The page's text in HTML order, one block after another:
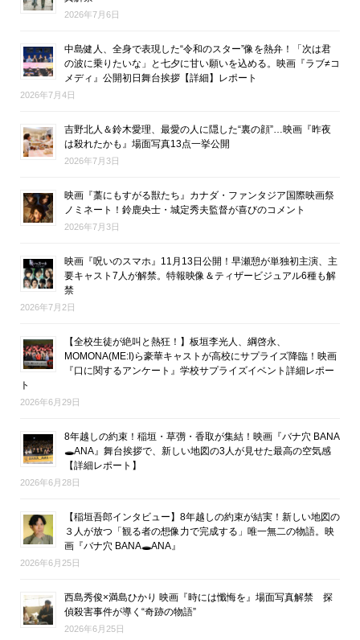
2026年7月6日
中島健人、全身で表現した“令和のスター”像を熱弁！「次は君
の波に乗りたいな」と七夕に甘い願いを込める。映画『ラブ≠コ
メディ』公開初日舞台挨拶【詳細】レポート
2026年7月4日
吉野北人＆鈴木愛理、最愛の人に隠した“裏の顔”…映画『昨夜
は殺れたかも』場面写真13点一挙公開
2026年7月3日
映画『藁にもすがる獣たち』カナダ・ファンタジア国際映画祭
ノミネート！鈴鹿央士・城定秀夫監督が喜びのコメント
2026年7月3日
映画『呪いのスマホ』11月13日公開！早瀬憩が単独初主演、主
要キャスト7人が解禁。特報映像＆ティザービジュアル6種も解
禁
2026年7月2日
【全校生徒が絶叫と熱狂！】板垣李光人、綱啓永、
MOMONA(ME:I)ら豪華キャストが高校にサプライズ降臨！映画
『口に関するアンケート』学校サプライズイベント詳細レポー
ト
2026年6月29日
8年越しの約束！稲垣・草彅・香取が集結！映画『バナ穴 BANA
🕳ANA』舞台挨拶で、新しい地図の3人が見せた最高の空気感
【詳細レポート】
2026年6月28日
【稲垣吾郎インタビュー】8年越しの約束が結実！新しい地図の
３人が放つ「観る者の想像力で完成する」唯一無二の物語。映
画『バナ穴 BANA🕳ANA』
2026年6月25日
西島秀俊×満島ひかり 映画『時には懺悔を』場面写真解禁 探
偵殺害事件が導く“奇跡の物語”
2026年6月25日